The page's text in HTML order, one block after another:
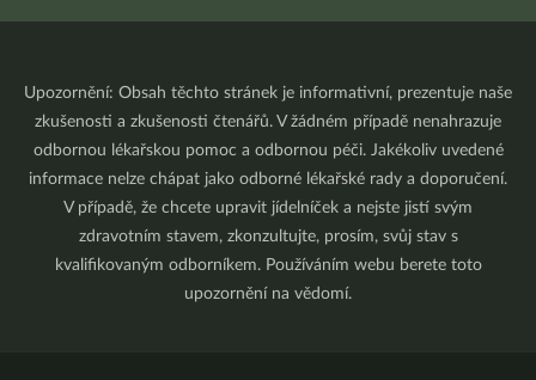
Upozornění: Obsah těchto stránek je informativní, prezentuje naše
zkušenosti a zkušenosti čtenářů. V žádném případě nenahrazuje
odbornou lékařskou pomoc a odbornou péči. Jakékoliv uvedené
informace nelze chápat jako odborné lékařské rady a doporučení.
V případě, že chcete upravit jídelníček a nejste jistí svým
zdravotním stavem, zkonzultujte, prosím, svůj stav s
kvalifikovaným odborníkem. Používáním webu berete toto
upozornění na vědomí.